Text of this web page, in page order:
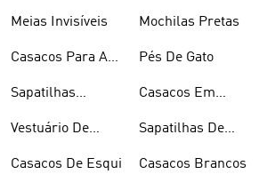
Meias Invisíveis
Casacos Para A
Sapatilhas
Vestuário De
Casacos De Esqui
Mochilas Pretas
Pés De Gato
Casacos Em
Sapatilhas De
Casacos Brancos